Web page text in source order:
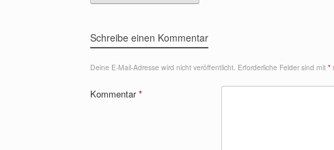
Schreibe einen Kommentar
Deine E-Mail-Adresse wird nicht veröffentlicht. Erforderliche Felder sind mit *
Kommentar*